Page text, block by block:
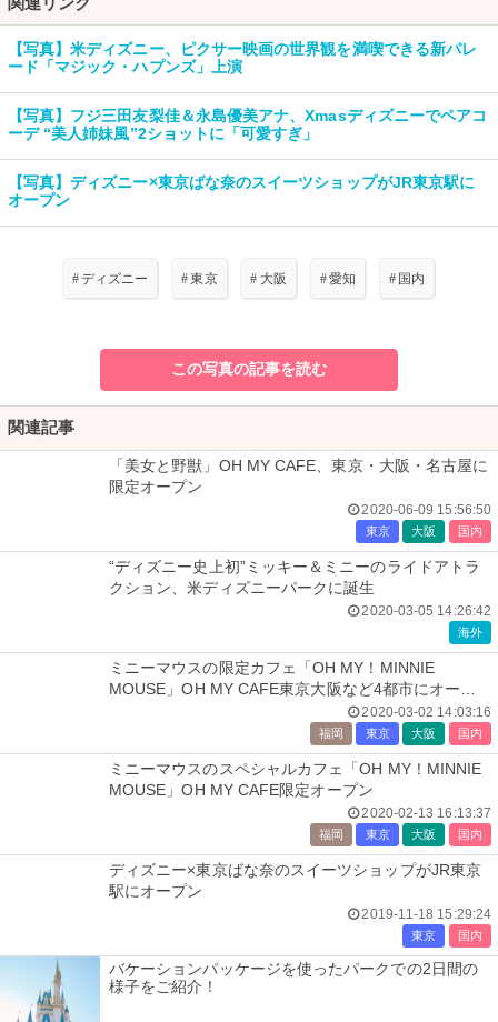
【写真】米ディズニー、ピクサー映画の世界観を満喫できる新パレ
ード「マジック・ハプンズ」上演
【写真】フジ三田友梨佳＆永島優美アナ、Xmasディズニーでペアコ
ーデ “美人姉妹風”2ショットに「可愛すぎ」
【写真】ディズニー×東京ばな奈のスイーツショップがJR東京駅に
オープン
#ディズニー # 東京 # 大阪 #愛知 # 国内
この写真の記事を読む
関連記事
「美女と野獣」OH MY CAFE、東京・大阪・名古屋に
限定オープン
2020-06-09 15:56:50
東京 大阪 国内
“ディズニー史上初”ミッキー＆ミニーのライドアトラ
クション、米ディズニーパークに誕生
2020-03-05 14:26:42
海外
ミニーマウスの限定カフェ「OH MY！MINNIE
MOUSE」OH MY CAFE東京大阪など4都市にオープ
2020-03-02 14:03:16
福岡 東京 大阪 国内
ミニーマウスのスペシャルカフェ「OH MY！MINNIE
MOUSE」OH MY CAFE限定オープン
2020-02-13 16:13:37
福岡 東京 大阪 国内
ディズニー×東京ばな奈のスイーツショップがJR東京
駅にオープン
2019-11-18 15:29:24
東京 国内
バケーションパッケージを使ったパークでの2日間の
様子をご紹介！